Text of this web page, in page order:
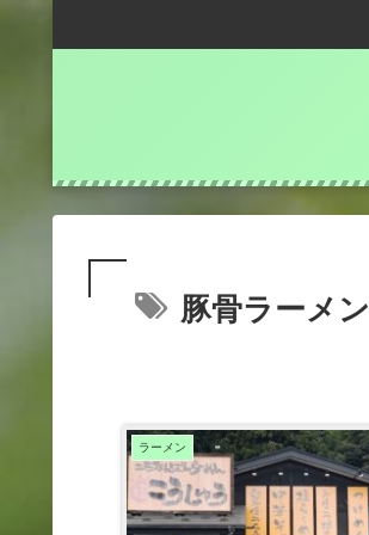
豚骨ラーメン
ラーメン